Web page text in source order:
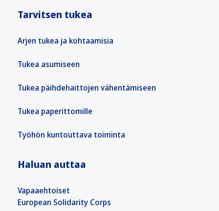
Tarvitsen tukea
Arjen tukea ja kohtaamisia
Tukea asumiseen
Tukea päihdehaittojen vähentämiseen
Tukea paperittomille
Työhön kuntouttava toiminta
Haluan auttaa
Vapaaehtoiset
European Solidarity Corps